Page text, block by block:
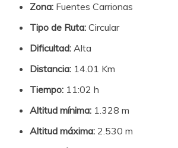
Zona: Fuentes Carrionas
Tipo de Ruta: Circular
Dificultad: Alta
Distancia: 14.01 Km
Tiempo: 11:02 h
Altitud mínima: 1.328 m
Altitud máxima: 2.530 m